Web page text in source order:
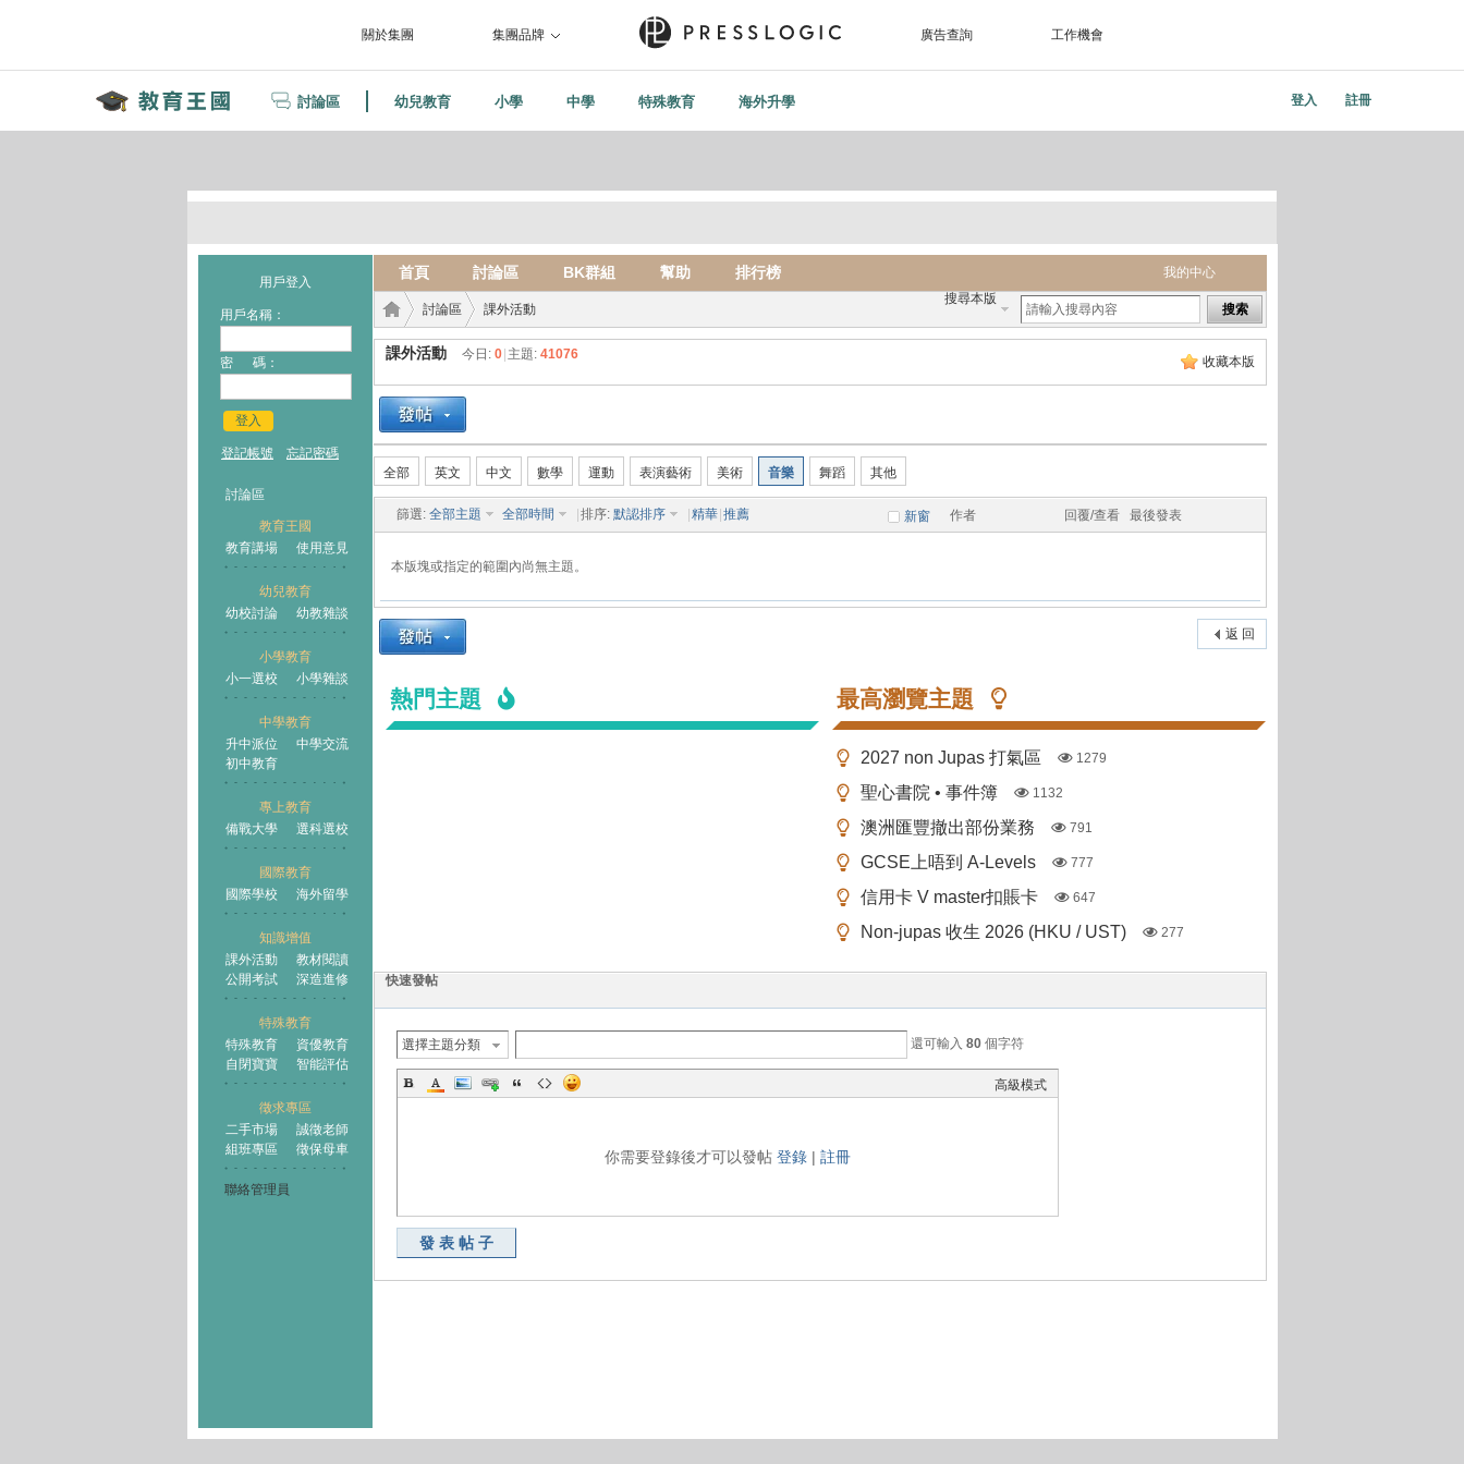
關於集團 集團品牌 廣告查詢 工作機會
討論區 幼兒教育 小學 中學 特殊教育 海外升學 登入 註冊
用戶登入
用戶名稱：
密 碼：
登入
登記帳號 忘記密碼
討論區
教育王國
教育講場
使用意見
幼兒教育
幼校討論
幼教雜談
小學教育
小一選校
小學雜談
中學教育
升中派位
中學交流
初中教育
專上教育
備戰大學
選科選校
國際教育
國際學校
海外留學
知識增值
課外活動
教材閱讀
公開考試
深造進修
特殊教育
特殊教育
資優教育
自閉寶寶
智能評估
徵求專區
二手市場
誠徵老師
組班專區
徵保母車
聯絡管理員
我的中心
首頁 討論區 BK群組 幫助 排行榜
搜尋本版
搜索
教育
王國
›
討論區
›
課外活動
收藏本版
課外活動 今日: 0 主題: 41076
全部 英文 中文 數學 運動 表演藝術 美術 音樂 舞蹈 其他
新窗
篩選: 全部主題 全部時間 排序: 默認排序 精華 推薦 作者 回覆/查看 最後發表
本版塊或指定的範圍內尚無主題。
返 回
熱門主題 最高瀏覽主題
2027 non Jupas 打氣區 1279
聖心書院 • 事件簿 1132
澳洲匯豐撤出部份業務 791
GCSE上唔到 A-Levels 777
信用卡 V master扣賬卡 647
Non-jupas 收生 2026 (HKU / UST) 277
快速發帖
選擇主題分類 還可輸入 80 個字符
高級模式
你需要登錄後才可以發帖 登錄 | 註冊
發表帖子